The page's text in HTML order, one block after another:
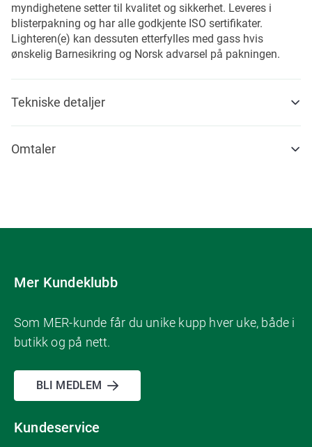
myndighetene setter til kvalitet og sikkerhet. Leveres i
blisterpakning og har alle godkjente ISO sertifikater.
Lighteren(e) kan dessuten etterfylles med gass hvis
ønskelig Barnesikring og Norsk advarsel på pakningen.
Tekniske detaljer
Omtaler
Mer Kundeklubb
Som MER-kunde får du unike kupp hver uke, både i
butikk og på nett.
BLI MEDLEM
Kundeservice